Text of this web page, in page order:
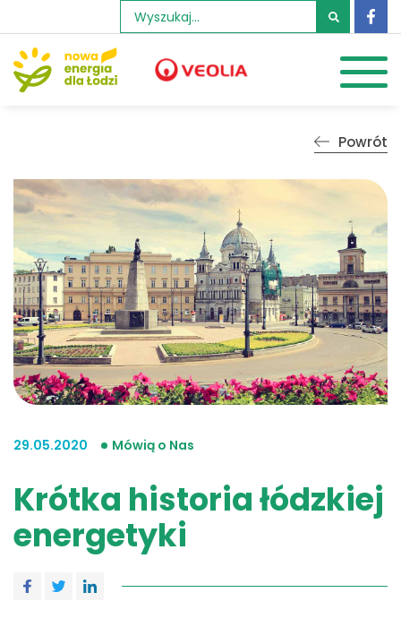
Szukaj:
Powrót
29.05.2020 Mówią o Nas
Krótka historia łódzkiej
energetyki